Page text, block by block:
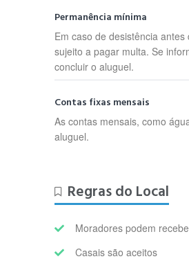
Permanência mínima
Em caso de desistência
sujeito a pagar multa. Se
concluir o aluguel.
Contas fixas mensais
As contas mensais, como
aluguel.
Regras do Local
Moradores podem
Casais são aceitos